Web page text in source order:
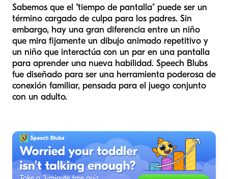
Sabemos que el "tiempo de pantalla" puede ser un
término cargado de culpa para los padres. Sin
embargo, hay una gran diferencia entre un niño
que mira fijamente un dibujo animado repetitivo y
un niño que interactúa con un par en una pantalla
para aprender una nueva habilidad. Speech Blubs
fue diseñado para ser una herramienta poderosa de
conexión familiar, pensada para el juego conjunto
con un adulto.